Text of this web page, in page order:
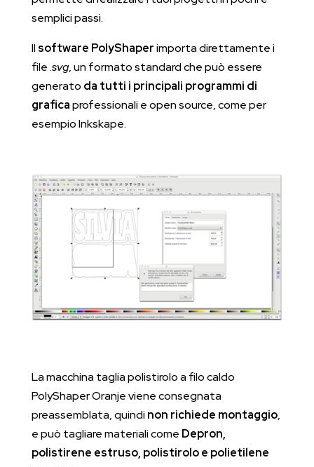
semplici passi.
Ilsoftware PolyShaperimporta direttamente i
file .svg, un formato standard che può essere
generato da tutti i principali programmi di
graficaprofessionali e open source, come per
esempio Inkskape.
La macchina taglia polistirolo a filo caldo
PolyShaper Oranje viene consegnata
preassemblata, quindinon richiede montaggio,
e può tagliare materiali come Depron,
polistirene estruso, polistirolo e polietilene